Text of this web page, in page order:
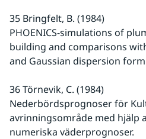
35 Bringfelt, B. (1984)
PHOENICS-simulations of
building and comparisons
and Gaussian dispersion
36 Törnevik, C. (1984)
Nederbördsprognoser för
avrinningsområde med hjälp
numeriska väderprognoser.